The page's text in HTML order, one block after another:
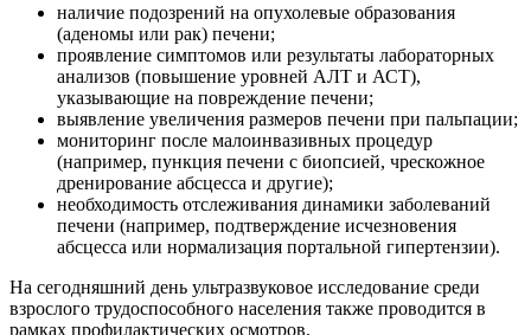
наличие подозрений на опухолевые образования
(аденомы или рак) печени;
проявление симптомов или результаты лабораторных
анализов (повышение уровней АЛТ и АСТ),
указывающие на повреждение печени;
выявление увеличения размеров печени при пальпации;
мониторинг после малоинвазивных процедур
(например, пункция печени с биопсией, чрескожное
дренирование абсцесса и другие);
необходимость отслеживания динамики заболеваний
печени (например, подтверждение исчезновения
абсцесса или нормализация портальной гипертензии).
На сегодняшний день ультразвуковое исследование среди
взрослого трудоспособного населения также проводится в
рамках профилактических осмотров.